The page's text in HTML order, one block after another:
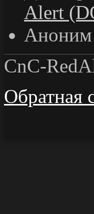
Alert
Аноним
CnC-
Обратная